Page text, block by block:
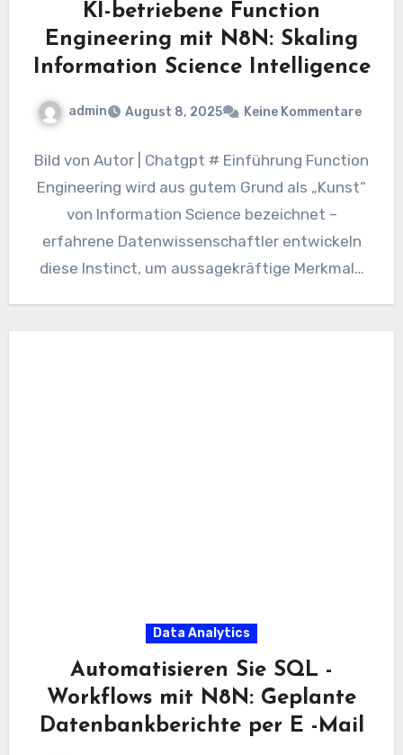
KI-betriebene Function
Engineering mit N8N: Skaling
Information Science Intelligence
admin August 8, 2025 Keine Kommentare
Bild von Autor | Chatgpt # Einführung Function
Engineering wird aus gutem Grund als „Kunst“
von Information Science bezeichnet –
erfahrene Datenwissenschaftler entwickeln
diese Instinct, um aussagekräftige Merkmale
Data Analytics
Automatisieren Sie SQL -
Workflows mit N8N: Geplante
Datenbankberichte per E -Mail